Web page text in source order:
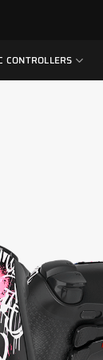
CONTROLLERS